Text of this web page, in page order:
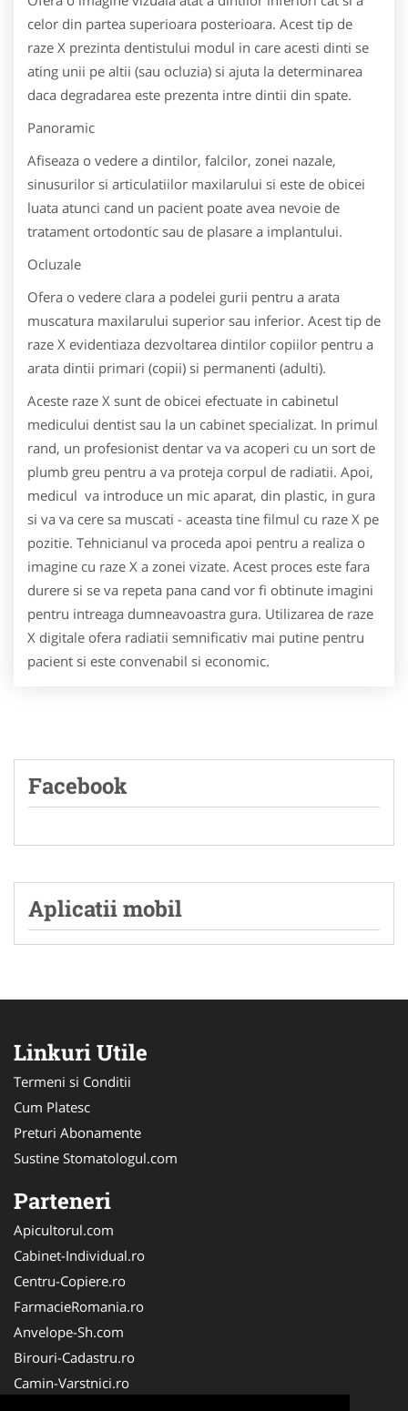
celor din partea superioara posterioara. Acest tip de
raze X prezinta dentistului modul in care acesti dinti se
ating unii pe altii (sau ocluzia) si ajuta la determinarea
daca degradarea este prezenta intre dintii din spate.
Panoramic
Afiseaza o vedere a dintilor, falcilor, zonei nazale,
sinusurilor si articulatiilor maxilarului si este de obicei
luata atunci cand un pacient poate avea nevoie de
tratament ortodontic sau de plasare a implantului.
Ocluzale
Ofera o vedere clara a podelei gurii pentru a arata
muscatura maxilarului superior sau inferior. Acest tip de
raze X evidentiaza dezvoltarea dintilor copiilor pentru a
arata dintii primari (copii) si permanenti (adulti).
Aceste raze X sunt de obicei efectuate in cabinetul
medicului dentist sau la un cabinet specializat. In primul
rand, un profesionist dentar va va acoperi cu un sort de
plumb greu pentru a va proteja corpul de radiatii. Apoi,
medicul va introduce un mic aparat, din plastic, in gura
si va va cere sa muscati - aceasta tine filmul cu raze X pe
pozitie. Tehnicianul va proceda apoi pentru a realiza o
imagine cu raze X a zonei vizate. Acest proces este fara
durere si se va repeta pana cand vor fi obtinute imagini
pentru intreaga dumneavoastra gura. Utilizarea de raze
X digitale ofera radiatii semnificativ mai putine pentru
pacient si este convenabil si economic.
Facebook
Aplicatii mobil
Linkuri Utile
Termeni si Conditii
Cum Platesc
Preturi Abonamente
Sustine Stomatologul.com
Parteneri
Apicultorul.com
Cabinet-Individual.ro
Centru-Copiere.ro
FarmacieRomania.ro
Anvelope-Sh.com
Birouri-Cadastru.ro
Camin-Varstnici.ro